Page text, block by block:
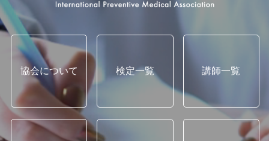
協会について 検定一覧 講師一覧